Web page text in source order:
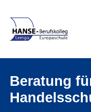
Beratung